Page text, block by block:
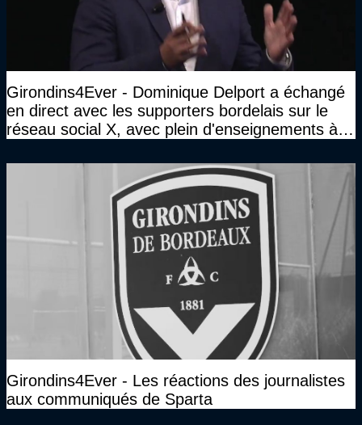
Girondins4Ever - Dominique Delport a échangé
en direct avec les supporters bordelais sur le
réseau social X, avec plein d'enseignements à la
Girondins4Ever - Les réactions des journalistes
aux communiqués de Sparta